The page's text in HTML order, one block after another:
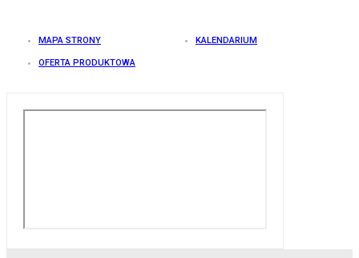
MAPA STRONY KALENDARIUM
OFERTA PRODUKTOWA